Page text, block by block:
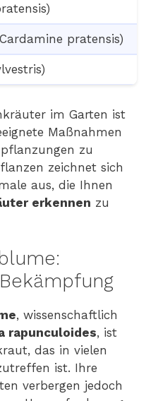
pratensis)
im Garten ist
Maßnahmen
zu
zeichnet sich
aus, die Ihnen
erkennen zu
, wissenschaftlich
rapunculoides, ist
das in vielen
ist. Ihre
verbergen jedoch